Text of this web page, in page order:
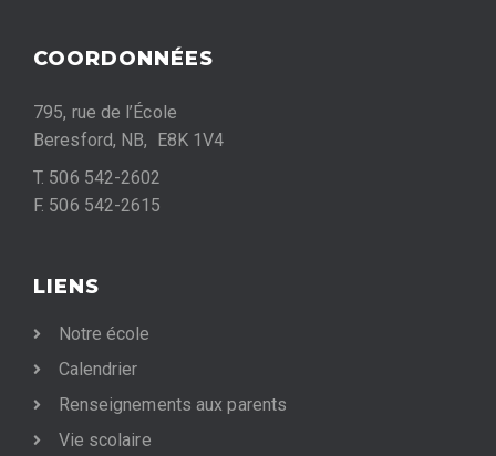
COORDONNÉES
795, rue de l’École
Beresford, NB, E8K 1V4
T. 506 542-2602
F. 506 542-2615
LIENS
Notre école
Calendrier
Renseignements aux parents
Vie scolaire